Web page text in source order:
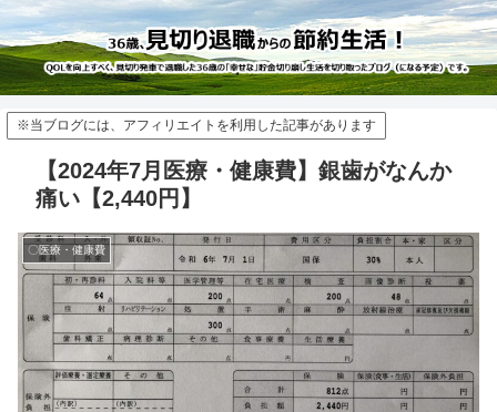
※当ブログには、アフィリエイトを利用した記事があります
【2024年7月医療・健康費】銀歯がなんか
痛い【2,440円】
〇医療・健康費